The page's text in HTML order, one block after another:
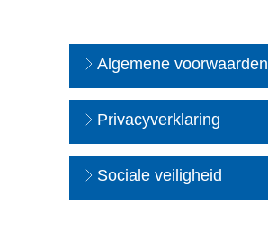
Algemene voorwaarden
Privacyverklaring
Sociale veiligheid